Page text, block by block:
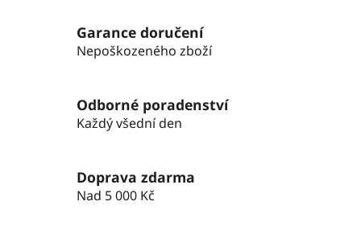
c
í
p
v
k
y
p
n
í
Garance doručení
Nepoškozeného zboží
Odborné poradenství
Každý všední den
Doprava zdarma
Nad 5 000 Kč